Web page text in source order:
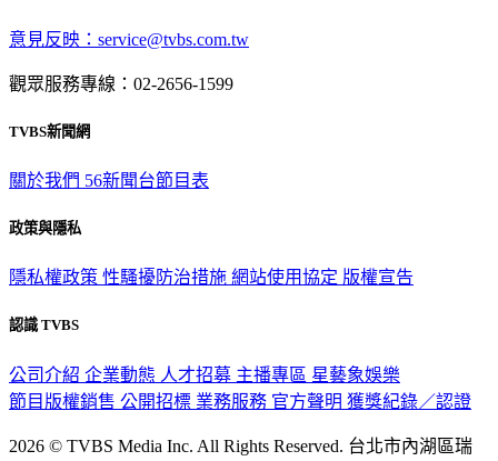
意見反映：service@tvbs.com.tw
觀眾服務專線：02-2656-1599
TVBS新聞網
關於我們 56新聞台節目表
政策與隱私
隱私權政策 性騷擾防治措施 網站使用協定 版權宣告
認識 TVBS
公司介紹 企業動態 人才招募 主播專區 星藝象娛樂
節目版權銷售 公開招標 業務服務 官方聲明 獲獎紀錄／認證
2026 © TVBS Media Inc. All Rights Reserved. 台北市內湖區瑞